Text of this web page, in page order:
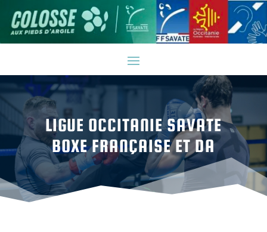
LIGUE OCCITANIE SAVATE
BOXE FRANÇAISE ET DA